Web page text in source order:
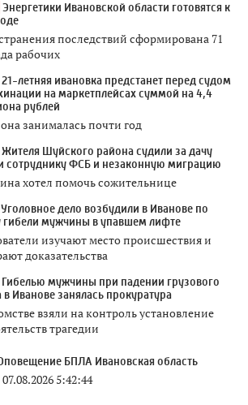
Энергетики Ивановской области готовятся к
последствий сформирована 71
рабочих
21-летняя ивановка предстанет перед судом
на маркетплейсах суммой на 4,4
рублей
занималась почти год
Жителя Шуйского района судили за дачу
сотруднику ФСБ и незаконную миграцию
хотел помочь сожительнице
Уголовное дело возбудили в Иванове по
гибели мужчины в упавшем лифте
изучают место происшествия и
доказательства
Гибелью мужчины при падении грузового
в Иванове занялась прокуратура
взяли на контроль установление
трагедии
БПЛА Ивановская область
5:42:44